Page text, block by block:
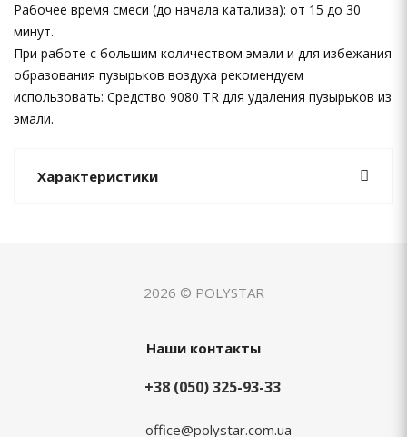
Рабочее время смеси (до начала катализа): от 15 до 30
минут.
При работе с большим количеством эмали и для избежания
образования пузырьков воздуха рекомендуем
использовать: Средство 9080 TR для удаления пузырьков из
эмали.
Характеристики
2026 © POLYSTAR
Наши контакты
+38 (050) 325-93-33
office@polystar.com.ua